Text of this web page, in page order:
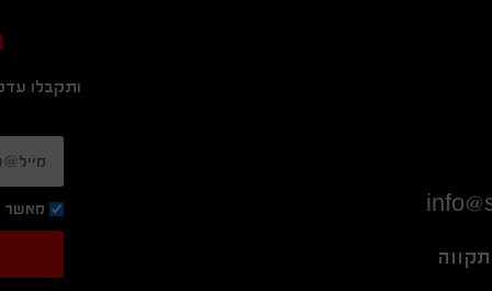
ותקבלו
מאשר